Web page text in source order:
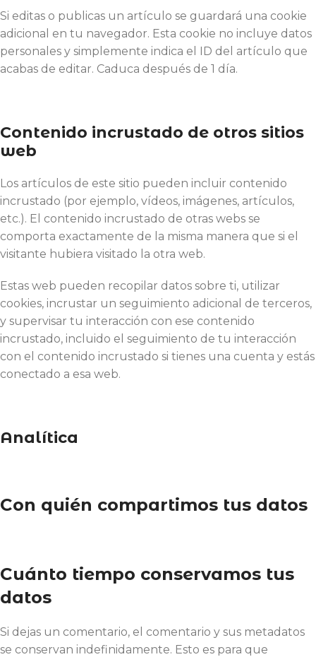
Si editas o publicas un artículo se guardará una cookie
adicional en tu navegador. Esta cookie no incluye datos
personales y simplemente indica el ID del artículo que
acabas de editar. Caduca después de 1 día.
Contenido incrustado de otros sitios
web
Los artículos de este sitio pueden incluir contenido
incrustado (por ejemplo, vídeos, imágenes, artículos,
etc.). El contenido incrustado de otras webs se
comporta exactamente de la misma manera que si el
visitante hubiera visitado la otra web.
Estas web pueden recopilar datos sobre ti, utilizar
cookies, incrustar un seguimiento adicional de terceros,
y supervisar tu interacción con ese contenido
incrustado, incluido el seguimiento de tu interacción
con el contenido incrustado si tienes una cuenta y estás
conectado a esa web.
Analítica
Con quién compartimos tus datos
Cuánto tiempo conservamos tus
datos
Si dejas un comentario, el comentario y sus metadatos
se conservan indefinidamente. Esto es para que